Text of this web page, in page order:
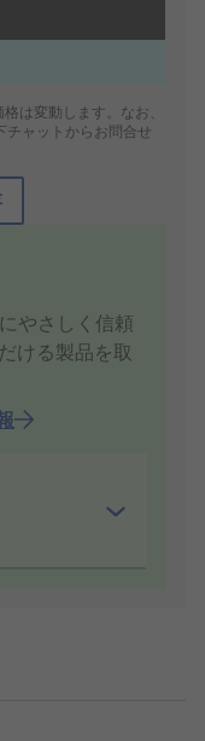
は変動します。なお、
ャットからお問合せ
やさしく信頼
ける製品を取